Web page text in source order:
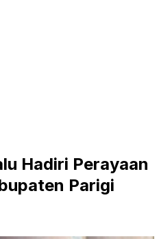
Hadiri Perayaan
Parigi